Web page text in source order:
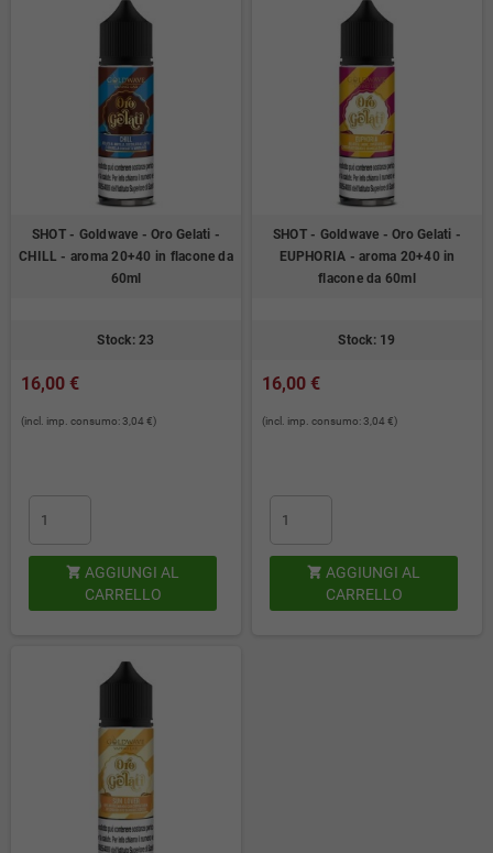
SHOT - Goldwave - Oro Gelati -
CHILL - aroma 20+40 in flacone da
60ml
Stock: 23
16,00 €
(incl. imp. consumo: 3,04 €)
 AGGIUNGI AL
CARRELLO
SHOT - Goldwave - Oro Gelati -
EUPHORIA - aroma 20+40 in
flacone da 60ml
Stock: 19
16,00 €
(incl. imp. consumo: 3,04 €)
 AGGIUNGI AL
CARRELLO